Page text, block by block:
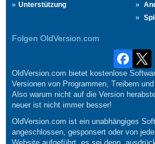
Unterstützung
Folgen OldVersion.com
OldVersion.com bietet kostenlose
Versionen von Programmen, Treibern
Also warum nicht auf die Version
neuer ist nicht immer besser!
OldVersion.com ist ein unabhängiges
angeschlossen, gesponsert oder von